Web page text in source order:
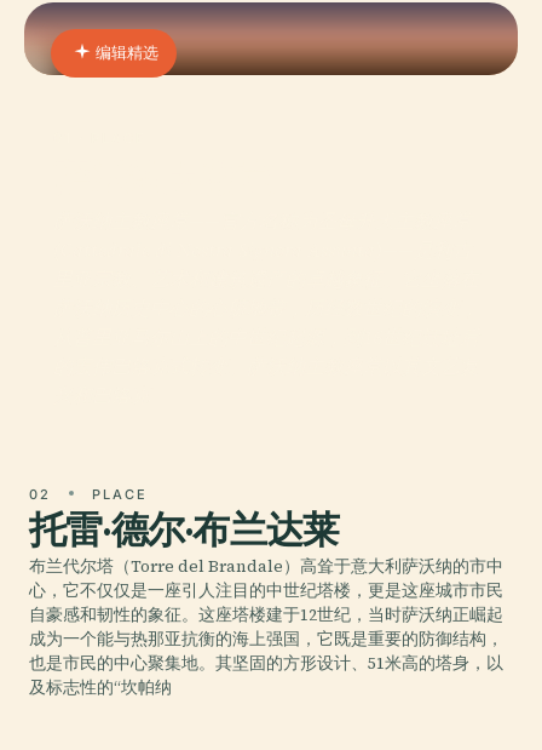
编辑精选
02 PLACE
托雷·德尔·布兰达莱
布兰代尔塔（Torre del Brandale）高耸于意大利萨沃纳的市中
心，它不仅仅是一座引人注目的中世纪塔楼，更是这座城市市民
自豪感和韧性的象征。这座塔楼建于12世纪，当时萨沃纳正崛起
成为一个能与热那亚抗衡的海上强国，它既是重要的防御结构，
也是市民的中心聚集地。其坚固的方形设计、51米高的塔身，以
及标志性的“坎帕纳